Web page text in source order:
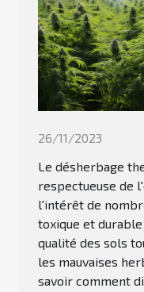
26/11/2023
Le désherbage
respectueuse de
l'intérêt de
toxique et
qualité des sols
les mauvaises
savoir comment